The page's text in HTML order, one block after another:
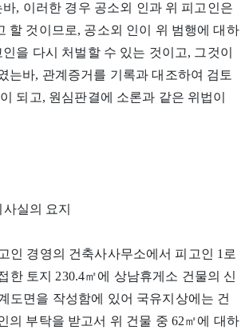
, 이러한 경우 공소외 인과 위 피고인은
할 것이므로, 공소외 인이 위 범행에 대하
을 다시 처벌할 수 있는 것이고, 그것이
는바, 관계증거를 기록과 대조하여 검토
되고, 원심판결에 소론과 같은 위법이
실의 요지
인 경영의 건축사사무소에서 피고인 1로
한 토지 230.4㎡에 상남휴게소 건물의 신
도면을 작성함에 있어 국유지상에는 건
의 부탁을 받고서 위 건물 중 62㎡에 대하